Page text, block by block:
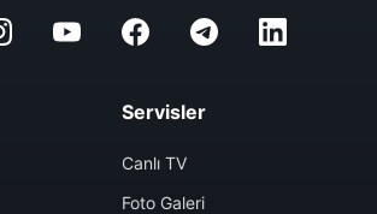
Servisler
Canlı TV
Foto Galeri